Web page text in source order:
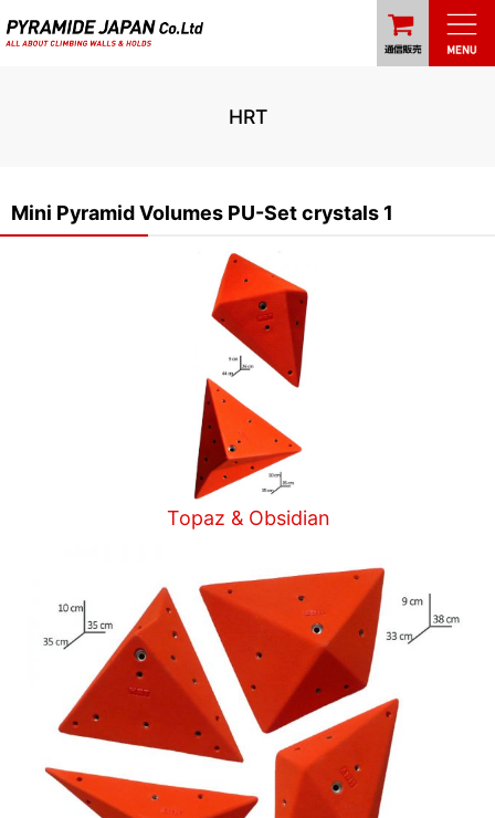
HRT
Mini Pyramid Volumes PU-Set crystals 1
Topaz & Obsidian